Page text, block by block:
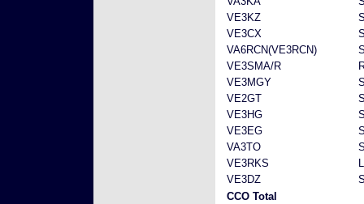
VE3KZ
VE3CX
VA6RCN(VE3RCN)
VE3SMA/R
VE3MGY
VE2GT
VE3HG
VE3EG
VA3TO
VE3RKS
VE3DZ
CCO Total